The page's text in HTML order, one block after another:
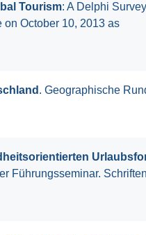
Tourism: A Delphi
October 10, 2013 as
. Geographische
Führungsseminar.